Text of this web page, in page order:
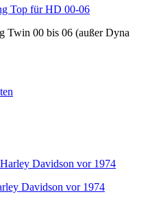
Top für HD 00-06
Twin 00 bis 06 (außer Dyna
Davidson vor 1974